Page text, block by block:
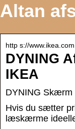
Altan
http s://
DYNING
IKEA
DYNING Skærm
Hvis du sætter
læskærme